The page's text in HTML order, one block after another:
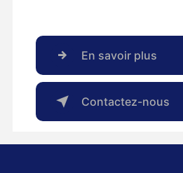
En savoir plus
Contactez-nous